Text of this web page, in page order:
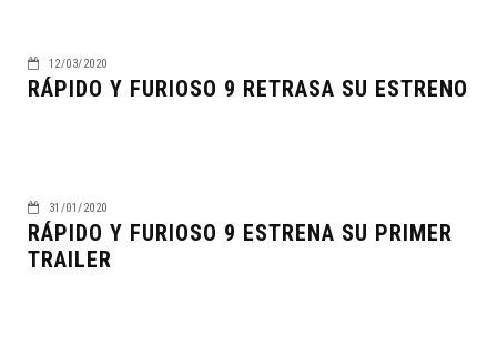
12/03/2020
RÁPIDO Y FURIOSO 9 RETRASA SU ESTRENO
31/01/2020
RÁPIDO Y FURIOSO 9 ESTRENA SU PRIMER
TRAILER